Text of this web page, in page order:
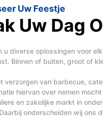
Uw Feestje
Uw Dag
u diverse oplossingen voor
Binnen of buiten, groot of
verzorgen van barbecue,
hiervan over nemen
en zakelijke markt in
onderscheiden wij ons